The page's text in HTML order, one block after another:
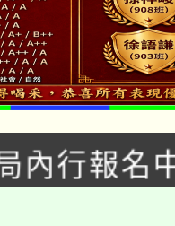
29、30在
於龍潭區
內行報名
，桃園電